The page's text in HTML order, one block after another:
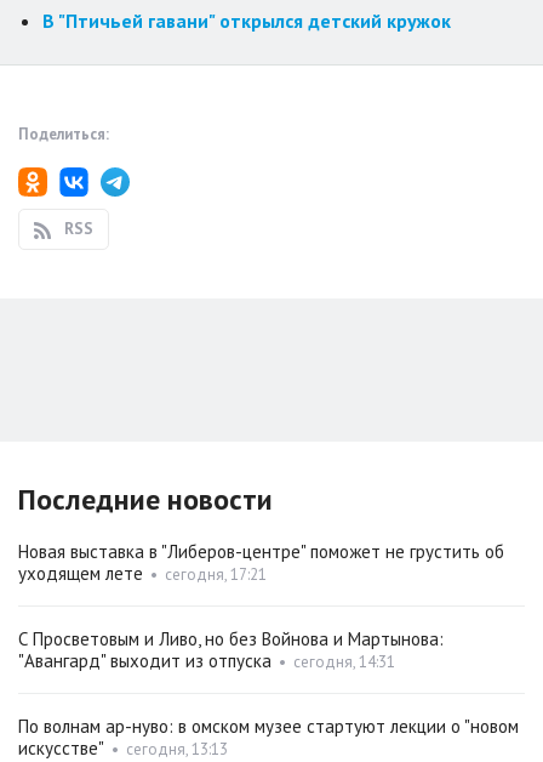
В "Птичьей гавани" открылся детский кружок
Поделиться:
RSS
Последние новости
Новая выставка в "Либеров-центре" поможет не грустить об
уходящем лете • сегодня, 17:21
С Просветовым и Ливо, но без Войнова и Мартынова:
"Авангард" выходит из отпуска • сегодня, 14:31
По волнам ар-нуво: в омском музее стартуют лекции о "новом
искусстве" • сегодня, 13:13